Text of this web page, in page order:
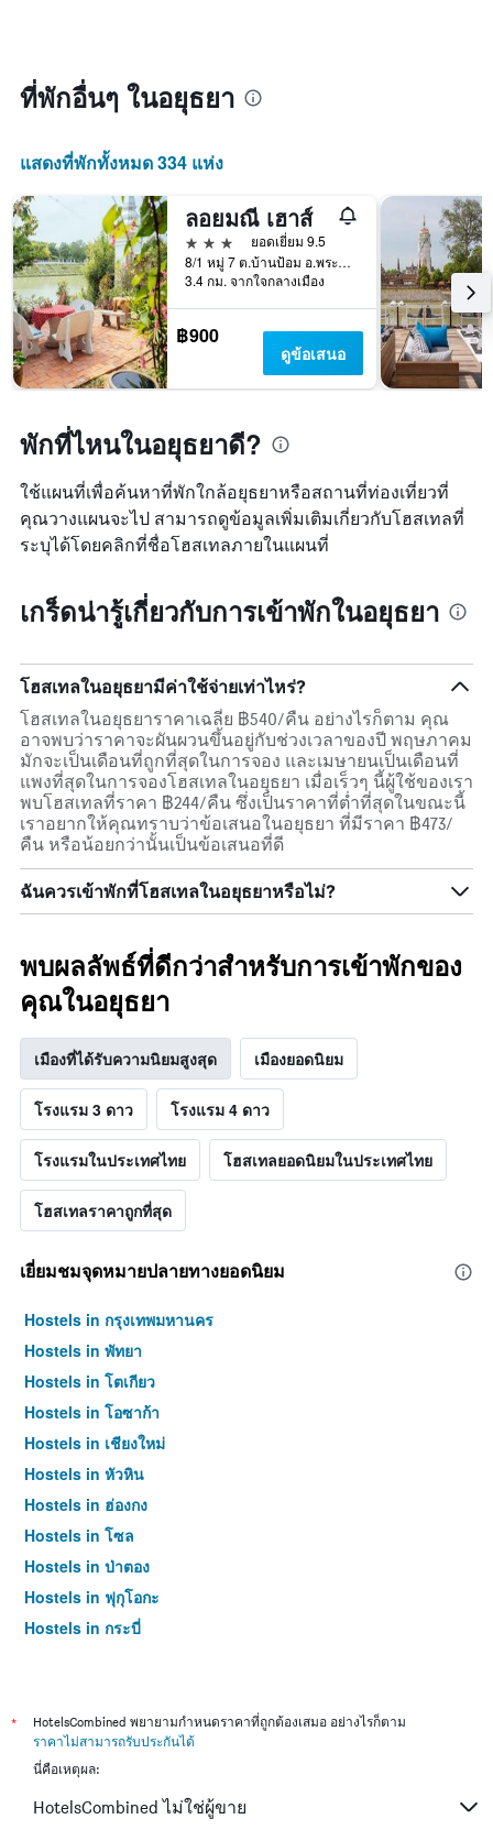
ดง
ของ
พัก
แต่ละ
วัน
สัปดาห์
แผนภูมิ
X
1
แกน
แสดง
วัน
ของ
สัปดาห์
แผนภูมิ
Y
1
แกน
แแส
ดง
ราคา
ห้อง
พัก
ที่พักอื่นๆ ในอยุธยา
แสดงที่พักทั้งหมด 334 แห่ง
ลอยมณี เฮาส์
3 ดาว
ยอดเยี่ยม 9.5
8/1 หมู่ 7 ต.บ้านป้อม อ.พระนครศรีอยุธยา จ.อยุธยา, อยุธยา, ประเทศไทย
3.4 กม. จากใจกลางเมือง
฿900
ดูข้อเสนอ
พักที่ไหนในอยุธยาดี?
ใช้แผนที่เพื่อค้นหาที่พักใกล้อยุธยาหรือสถานที่ท่องเที่ยวที่
คุณวางแผนจะไป สามารถดูข้อมูลเพิ่มเติมเกี่ยวกับโฮสเทลที่
ระบุได้โดยคลิกที่ชื่อโฮสเทลภายในแผนที่
เกร็ดน่ารู้เกี่ยวกับการเข้าพักในอยุธยา
โฮสเทลในอยุธยามีค่าใช้จ่ายเท่าไหร่?
โฮสเทลในอยุธยาราคาเฉลี่ย ฿540/คืน อย่างไรก็ตาม คุณ
อาจพบว่าราคาจะผันผวนขึ้นอยู่กับช่วงเวลาของปี พฤษภาคม
มักจะเป็นเดือนที่ถูกที่สุดในการจอง และเมษายนเป็นเดือนที่
แพงที่สุดในการจองโฮสเทลในอยุธยา เมื่อเร็วๆ นี้ผู้ใช้ของเรา
พบโฮสเทลที่ราคา ฿244/คืน ซึ่งเป็นราคาที่ต่ำที่สุดในขณะนี้
เราอยากให้คุณทราบว่าข้อเสนอในอยุธยา ที่มีราคา ฿473/
คืน หรือน้อยกว่านั้นเป็นข้อเสนอที่ดี
ฉันควรเข้าพักที่โฮสเทลในอยุธยาหรือไม่?
พบผลลัพธ์ที่ดีกว่าสำหรับการเข้าพักของ
คุณในอยุธยา
เมืองที่ได้รับความนิยมสูงสุด เมืองยอดนิยม
โรงแรม 3 ดาว โรงแรม 4 ดาว
โรงแรมในประเทศไทย โฮสเทลยอดนิยมในประเทศไทย
โฮสเทลราคาถูกที่สุด
เยี่ยมชมจุดหมายปลายทางยอดนิยม
Hostels in กรุงเทพมหานคร
Hostels in พัทยา
Hostels in โตเกียว
Hostels in โอซาก้า
Hostels in เชียงใหม่
Hostels in หัวหิน
Hostels in ฮ่องกง
Hostels in โซล
Hostels in ป่าตอง
Hostels in ฟุกุโอกะ
Hostels in กระบี่
Hostels in เซี่ยงไฮ้
Hostels in ไทเป
Hostels in หาดใหญ่
Hostels in ภูเก็ต
*
HotelsCombined พยายามกำหนดราคาที่ถูกต้องเสมอ อย่างไรก็ตาม
ราคาไม่สามารถรับประกันได้
นี่คือเหตุผล:
HotelsCombined ไม่ใช่ผู้ขาย